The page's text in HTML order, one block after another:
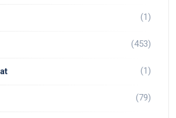
(1)
(453)
(1)
(79)